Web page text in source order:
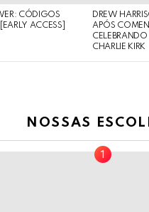
CÓDIGOS
ACCESS]
DREW
APÓS
CHARLIE KIRK
NOSSAS